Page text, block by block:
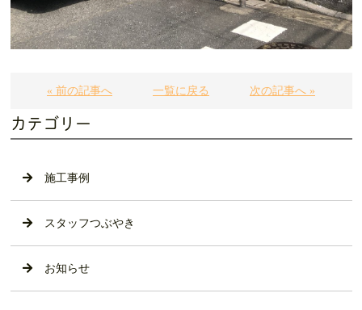
« 前の記事へ 一覧に戻る 次の記事へ »
カテゴリー
施工事例
スタッフつぶやき
お知らせ